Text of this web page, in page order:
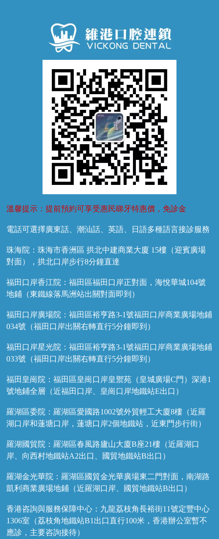
牙齦萎縮
溫馨提示：提前預約可享受惠民睇牙特惠價，免診金
電話可選擇廣東話、潮汕話、英語、日語多種語言接診服務
珠海院：珠海市香洲區 拱北中建商業大廈 15樓（迎賓廣場
對面），拱北口岸步行8分鐘直達
福田口岸香江院：福田區福田口岸正對面，海悅華城104號
地鋪（東鐵線落馬洲站出關對面即到）
福田口岸廣場院：福田區裕亨路3-1號福田口岸商業廣場地鋪
034號（福田口岸出關右轉直行5分鐘即到）
福田口岸星光院：福田區裕亨路3-1號福田口岸商業廣場地鋪
033號（福田口岸出關右轉直行5分鐘即到）
福田皇崗院：福田區皇崗口岸皇禦苑（皇城廣場C門）深港1
號地鋪全層（近福田口岸、皇崗口岸地鐵站E出口）
羅湖區委院：羅湖區愛國路1002號外貿輕工大廈8樓（近羅
湖口岸和蓮塘口岸，蓮塘口岸2個地鐵站，近東門步行街）
羅湖國貿院：羅湖區春風路廬山大廈B座21樓（近羅湖口
岸、向西村地鐵站A2出口、國貿地鐵站B出口）
羅湖金光華院：羅湖區國貿金光華廣場東二門對面，南湖路
凱利商業廣場地鋪（近羅湖口岸、國貿地鐵站B出口）
香港咨詢與服務保障中心：九龍荔枝角長裕街11號定豐中心
1306室（荔枝角地鐵站B1出口直行100米，香港辦公室暫不
應診，主要咨詢接待）